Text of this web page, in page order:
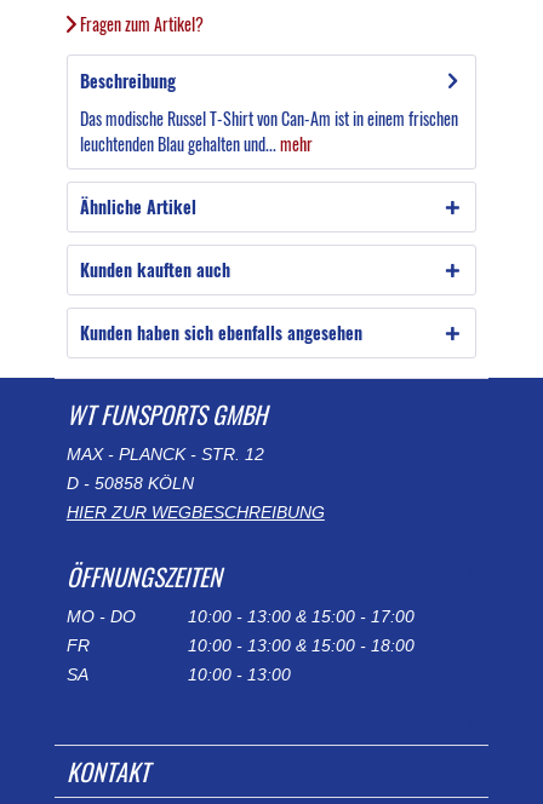
Fragen zum Artikel?
Beschreibung
Das modische Russel T-Shirt von Can-Am ist in einem frischen
leuchtenden Blau gehalten und...mehr
Ähnliche Artikel
Kunden kauften auch
Kunden haben sich ebenfalls angesehen
WT FUNSPORTS GMBH
MAX - PLANCK - STR. 12
D - 50858 KÖLN
HIER ZUR WEGBESCHREIBUNG
ÖFFNUNGSZEITEN
MO - DO
10:00 - 13:00 & 15:00 - 17:00
FR
10:00 - 13:00 & 15:00 - 18:00
SA
10:00 - 13:00
KONTAKT